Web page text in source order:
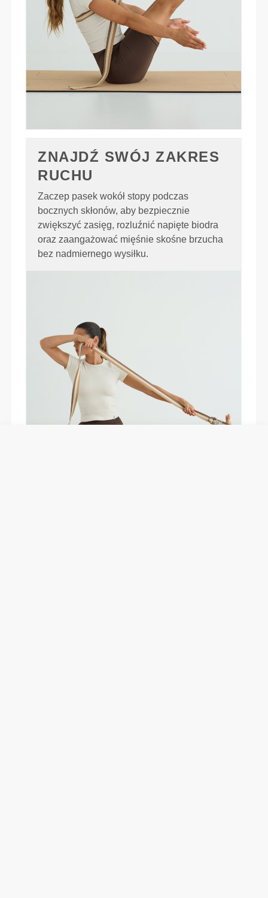
ZNAJDŹ SWÓJ ZAKRES
RUCHU
Zaczep pasek wokół stopy podczas
bocznych skłonów, aby bezpiecznie
zwiększyć zasięg, rozluźnić napięte biodra
oraz zaangażować mięśnie skośne brzucha
bez nadmiernego wysiłku.